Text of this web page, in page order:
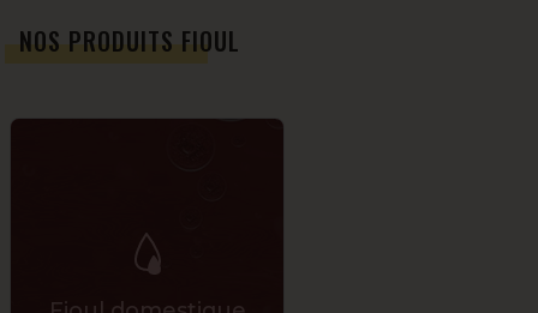
NOS PRODUITS FIOUL